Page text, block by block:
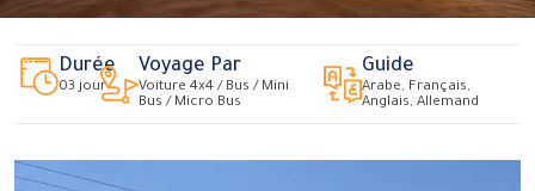
Durée
03 jour
Voyage Par
Voiture 4x4 / Bus / Mini
Bus / Micro Bus
Guide
Arabe, Français,
Anglais, Allemand